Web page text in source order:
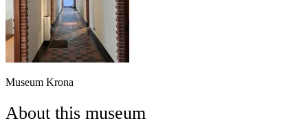
Museum Krona
About this museum